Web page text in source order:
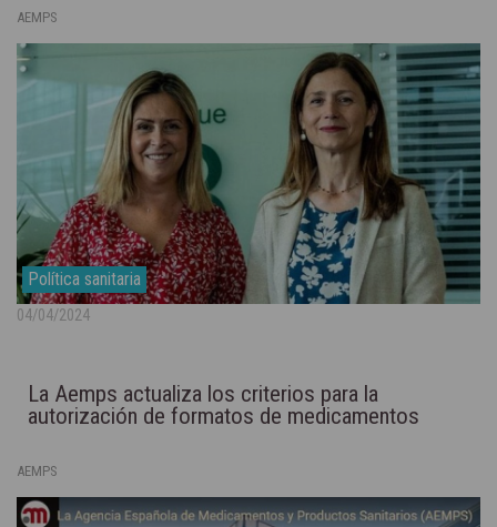
AEMPS
Política sanitaria
04/04/2024
La Aemps actualiza los criterios para la
autorización de formatos de medicamentos
AEMPS